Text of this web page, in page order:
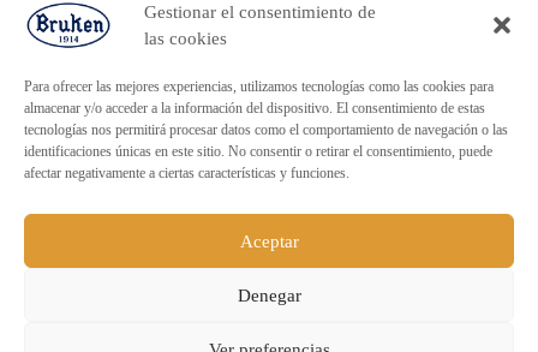
Gestionar el consentimiento de
las cookies
Para ofrecer las mejores experiencias, utilizamos tecnologías como las cookies para
almacenar y/o acceder a la información del dispositivo. El consentimiento de estas
tecnologías nos permitirá procesar datos como el comportamiento de navegación o las
identificaciones únicas en este sitio. No consentir o retirar el consentimiento, puede
afectar negativamente a ciertas características y funciones.
Aceptar
Denegar